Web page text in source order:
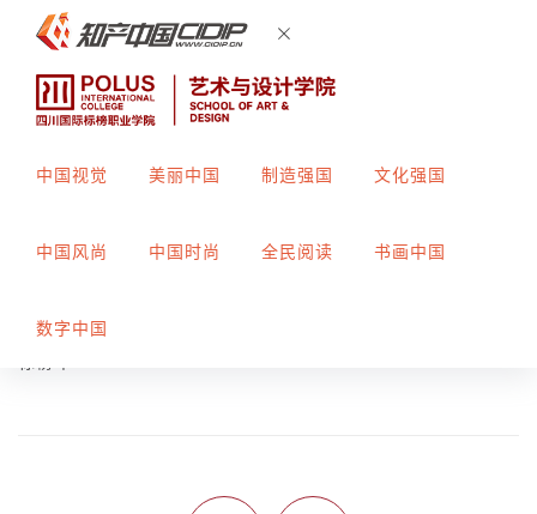
中国视觉 美丽中国 制造强国 文化强国
中国风尚 中国时尚 全民阅读 书画中国
数字中国
指导教师：